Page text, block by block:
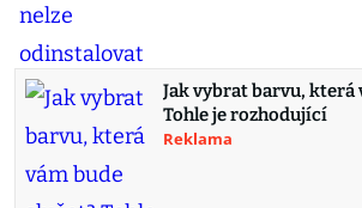
Jak vybrat barvu, která
Tohle je rozhodující
Reklama